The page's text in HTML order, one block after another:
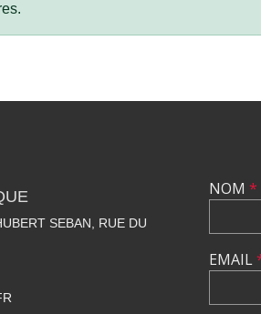
SEBAN, RUE DU
NOM *
EMAIL